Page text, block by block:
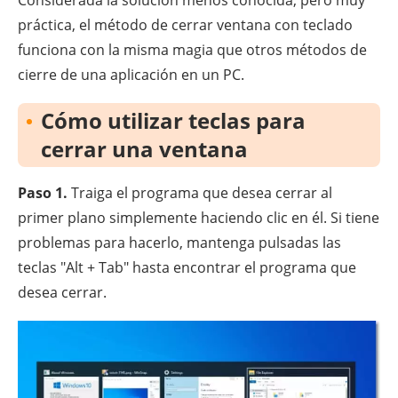
práctica, el método de cerrar ventana con teclado
funciona con la misma magia que otros métodos de
cierre de una aplicación en un PC.
Cómo utilizar teclas para
cerrar una ventana
Paso 1. Traiga el programa que desea cerrar al
primer plano simplemente haciendo clic en él. Si tiene
problemas para hacerlo, mantenga pulsadas las
teclas "Alt + Tab" hasta encontrar el programa que
desea cerrar.